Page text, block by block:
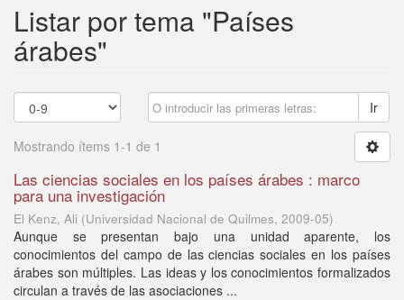
Listar por tema "Países
árabes"
Ir
Mostrando ítems 1-1 de 1
Las ciencias sociales en los países árabes : marco
para una investigación
El Kenz, Ali (Universidad Nacional de Quilmes, 2009-05)
Aunque se presentan bajo una unidad aparente, los
conocimientos del campo de las ciencias sociales en los países
árabes son múltiples. Las ideas y los conocimientos formalizados
circulan a través de las asociaciones ...